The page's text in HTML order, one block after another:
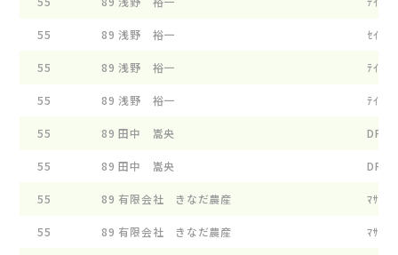
55 89 浅野 裕一 ｾｲｺ-
55 89 浅野 裕一 ﾃｲﾌｱ
55 89 浅野 裕一 ﾃｲﾌｱ
55 89 田中 嵩央 DF ﾄ
55 89 田中 嵩央 DF ﾓ
55 89 有限会社 きなだ農産 ﾏｻﾞ-
55 89 有限会社 きなだ農産 ﾏｻﾞ-